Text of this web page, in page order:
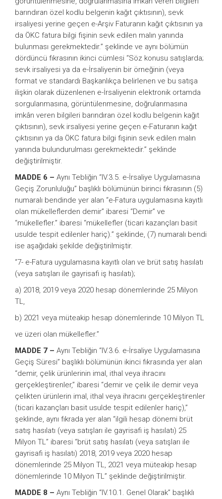
barındıran özel kodlu belgenin kağıt çıktısının), sevk
irsaliyesi yerine geçen e-Arşiv Faturanın kağıt çıktısının ya
da ÖKC fatura bilgi fişinin sevk edilen malın yanında
bulunması gerekmektedir.” şeklinde ve aynı bölümün
dördüncü fıkrasının ikinci cümlesi “Söz konusu satışlarda;
sevk irsaliyesi ya da e-İrsaliyenin bir örneğinin (veya
format ve standardı Başkanlıkça belirlenen ve bu satışa
ilişkin olarak düzenlenen e-İrsaliyenin elektronik ortamda
sorgulanmasına, görüntülenmesine, doğrulanmasına
imkân veren bilgileri barındıran özel kodlu belgenin kağıt
çıktısının), sevk irsaliyesi yerine geçen e-Faturanın kağıt
çıktısının ya da ÖKC fatura bilgi fişinin sevk edilen malın
yanında bulundurulması gerekmektedir.” şeklinde
değiştirilmiştir.
MADDE 6 – Aynı Tebliğin “IV.3.5. e-İrsaliye Uygulamasına
Geçiş Zorunluluğu” başlıklı bölümünün birinci fıkrasının (5)
numaralı bendinde yer alan “e-Fatura uygulamasına kayıtlı
olan mükelleflerden demir” ibaresi “Demir” ve
“mükellefler.” ibaresi “mükellefler (ticari kazançları basit
usulde tespit edilenler hariç).” şeklinde, (7) numaralı bendi
ise aşağıdaki şekilde değiştirilmiştir.
“7- e-Fatura uygulamasına kayıtlı olan ve brüt satış hasılatı
(veya satışları ile gayrisafi iş hasılatı);
a) 2018, 2019 veya 2020 hesap dönemlerinde 25 Milyon
TL,
b) 2021 veya müteakip hesap dönemlerinde 10 Milyon TL
ve üzeri olan mükellefler.”
MADDE 7 – Aynı Tebliğin “IV.3.6. e-İrsaliye Uygulamasına
Geçiş Süresi” başlıklı bölümünün ikinci fıkrasında yer alan
“demir, çelik ürünlerinin imal, ithal veya ihracını
gerçekleştirenler,” ibaresi “demir ve çelik ile demir veya
çelikten ürünlerin imal, ithal veya ihracını gerçekleştirenler
(ticari kazançları basit usulde tespit edilenler hariç),”
şeklinde, aynı fıkrada yer alan “ilgili hesap dönemi brüt
satış hasılatı (veya satışları ile gayrisafi iş hasılatı) 25
Milyon TL” ibaresi “brüt satış hasılatı (veya satışları ile
gayrisafi iş hasılatı) 2018, 2019 veya 2020 hesap
dönemlerinde 25 Milyon TL, 2021 veya müteakip hesap
dönemlerinde 10 Milyon TL” şeklinde değiştirilmiştir.
MADDE 8 – Aynı Tebliğin “IV.10.1. Genel Olarak” başlıklı